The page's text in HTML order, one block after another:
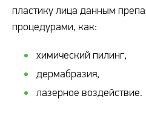
пластику лица данным
процедурами, как:
химический пилинг,
дермабразия,
лазерное воздействие.